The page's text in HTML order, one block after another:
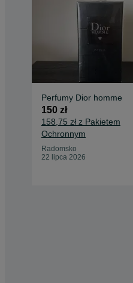
Perfumy Dior homme
150 zł
158,75 zł z Pakietem
Ochronnym
Radomsko
22 lipca 2026